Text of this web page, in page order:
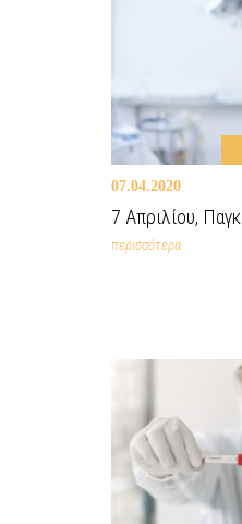
07.04.2020
7 Απριλίου,
περισσότερα